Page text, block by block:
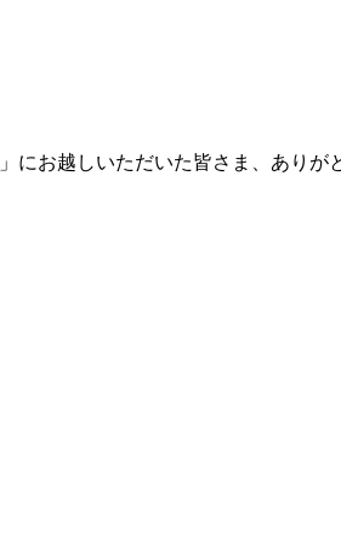
」にお越しいただいた皆さま、ありが